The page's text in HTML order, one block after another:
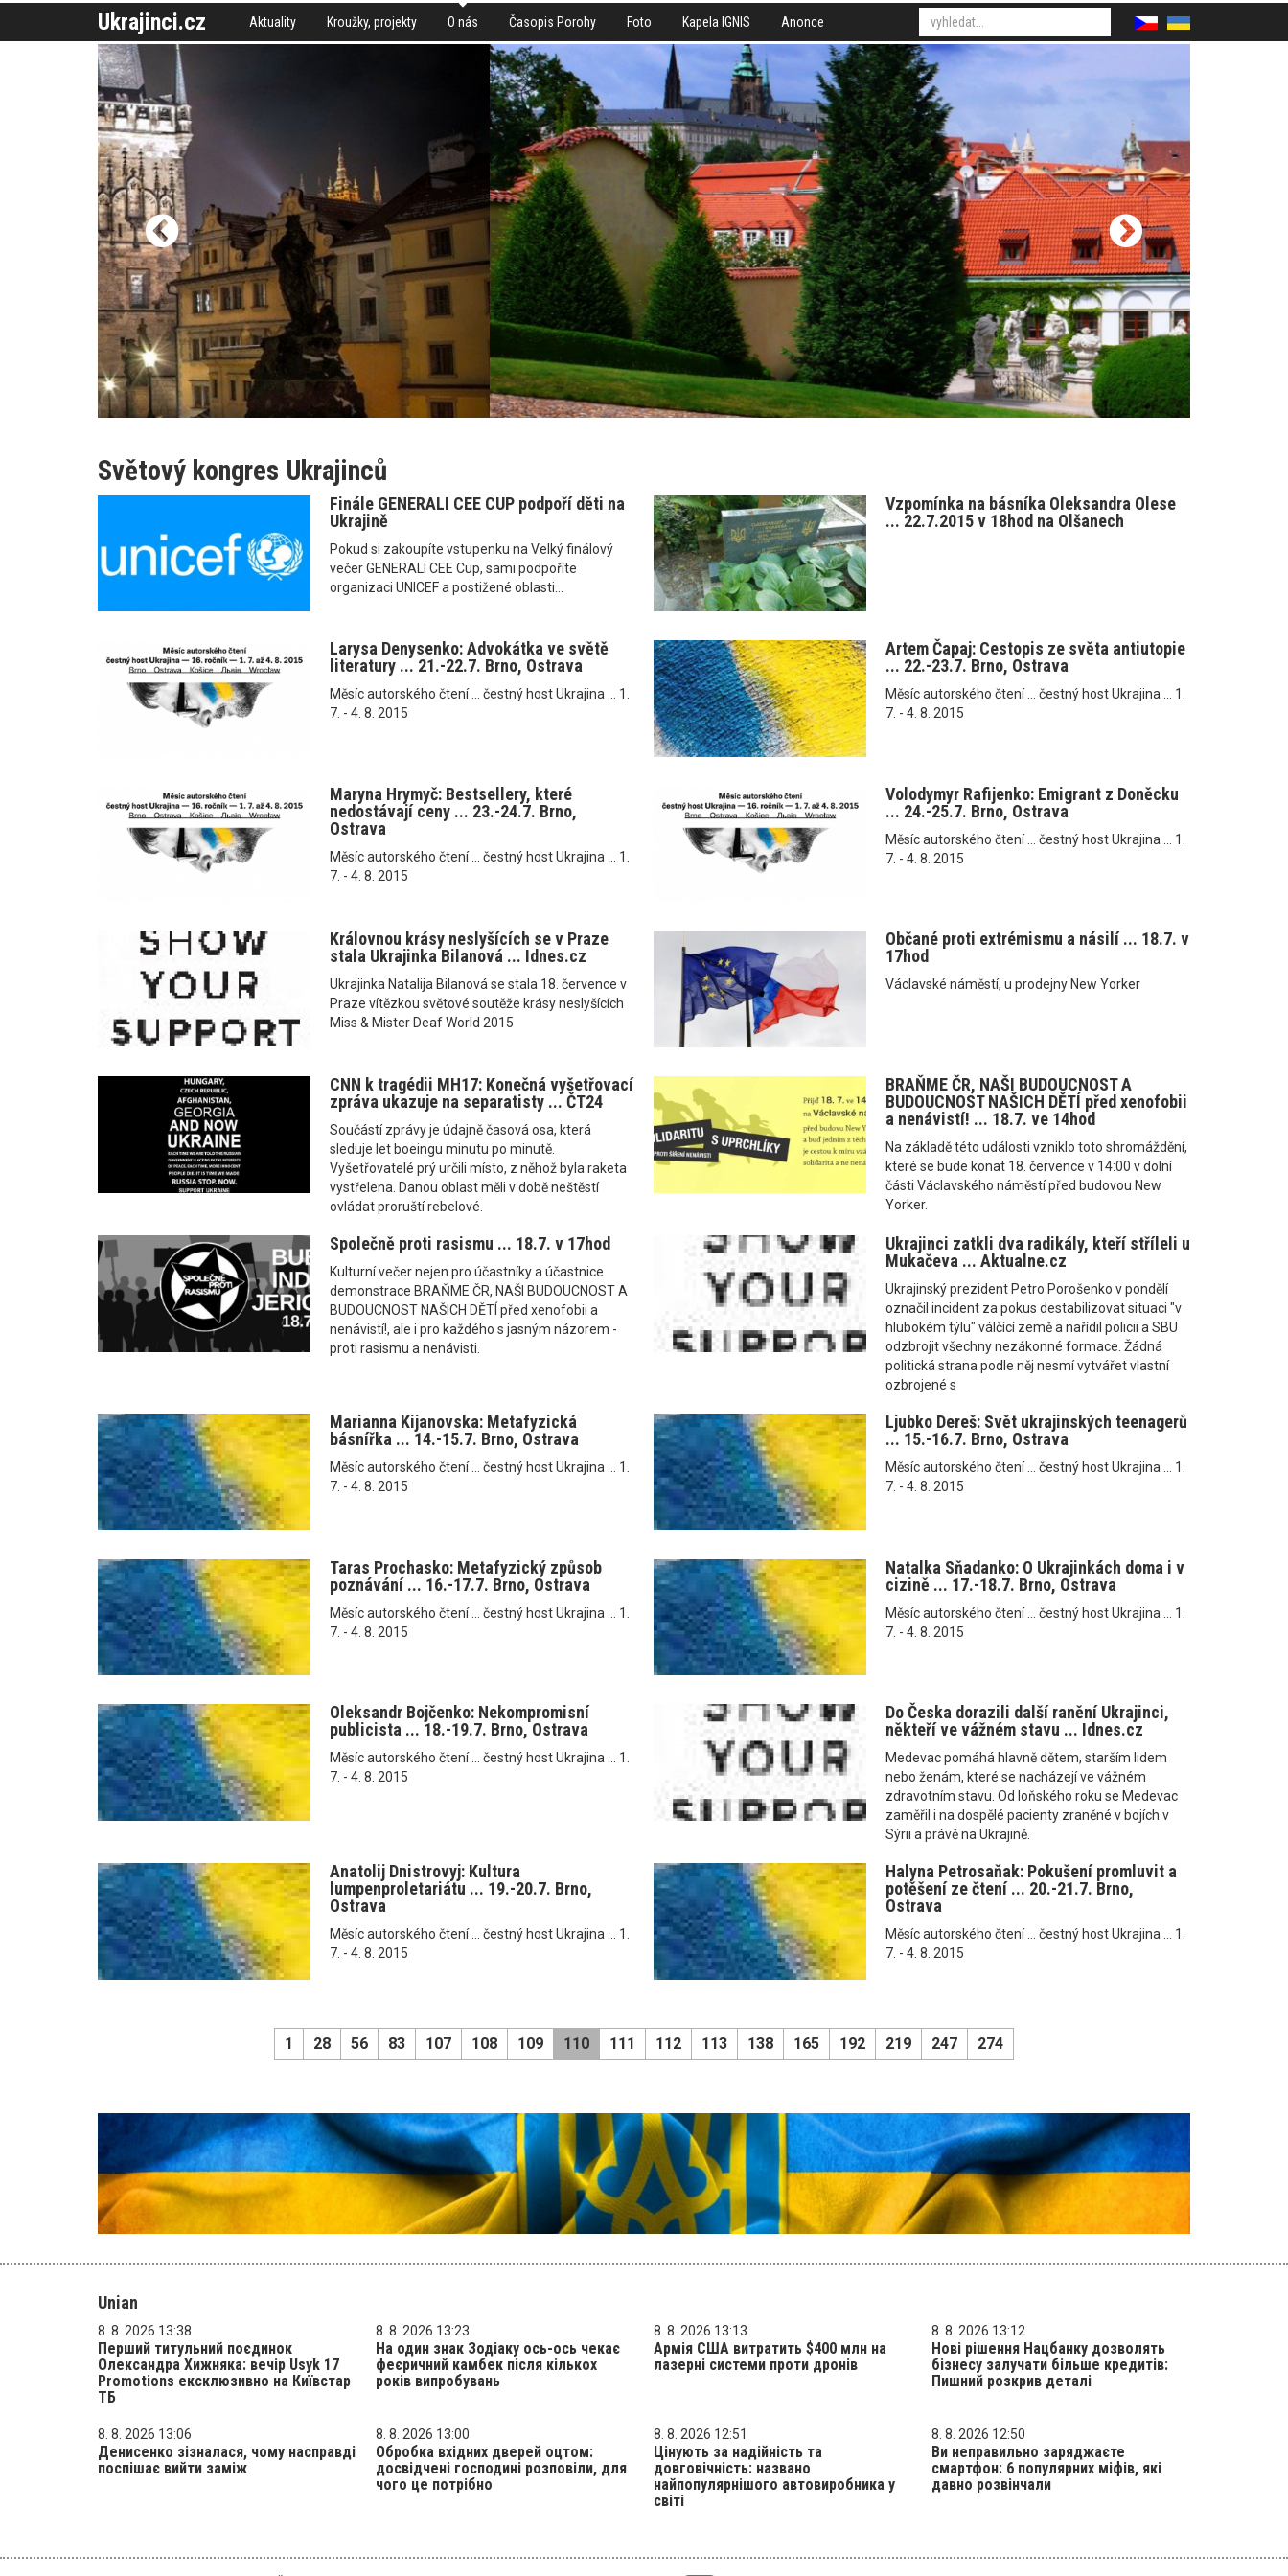
Ukrajinci.cz Aktuality Kroužky, projekty O nás Časopis Porohy Foto Kapela IGNIS Anonce
Světový kongres Ukrajinců
Finále GENERALI CEE CUP podpoří děti na
Ukrajině
Pokud si zakoupíte vstupenku na Velký finálový
večer GENERALI CEE Cup, sami podpoříte
organizaci UNICEF a postižené oblasti...
Vzpomínka na básníka Oleksandra Olese
... 22.7.2015 v 18hod na Olšanech
Larysa Denysenko: Advokátka ve světě
literatury ... 21.-22.7. Brno, Ostrava
Měsíc autorského čtení ... čestný host Ukrajina ... 1.
7. - 4. 8. 2015
Artem Čapaj: Cestopis ze světa antiutopie
... 22.-23.7. Brno, Ostrava
Měsíc autorského čtení ... čestný host Ukrajina ... 1.
7. - 4. 8. 2015
Maryna Hrymyč: Bestsellery, které
nedostávají ceny ... 23.-24.7. Brno,
Ostrava
Měsíc autorského čtení ... čestný host Ukrajina ... 1.
7. - 4. 8. 2015
Volodymyr Rafijenko: Emigrant z Doněcku
... 24.-25.7. Brno, Ostrava
Měsíc autorského čtení ... čestný host Ukrajina ... 1.
7. - 4. 8. 2015
Královnou krásy neslyšících se v Praze
stala Ukrajinka Bilanová ... Idnes.cz
Ukrajinka Natalija Bilanová se stala 18. července v
Praze vítězkou světové soutěže krásy neslyšících
Miss & Mister Deaf World 2015
Občané proti extrémismu a násilí ... 18.7. v
17hod
Václavské náměstí, u prodejny New Yorker
CNN k tragédii MH17: Konečná vyšetřovací
zpráva ukazuje na separatisty ... ČT24
Součástí zprávy je údajně časová osa, která
sleduje let boeingu minutu po minutě.
Vyšetřovatelé prý určili místo, z něhož byla raketa
vystřelena. Danou oblast měli v době neštěstí
ovládat proruští rebelové.
BRAŇME ČR, NAŠI BUDOUCNOST A
BUDOUCNOST NAŠICH DĚTÍ před xenofobii
a nenávistí! ... 18.7. ve 14hod
Na základě této události vzniklo toto shromáždění,
které se bude konat 18. července v 14:00 v dolní
části Václavského náměstí před budovou New
Yorker.
Společně proti rasismu ... 18.7. v 17hod
Kulturní večer nejen pro účastníky a účastnice
demonstrace BRAŇME ČR, NAŠI BUDOUCNOST A
BUDOUCNOST NAŠICH DĚTÍ před xenofobii a
nenávistí!, ale i pro každého s jasným názorem -
proti rasismu a nenávisti.
Ukrajinci zatkli dva radikály, kteří stříleli u
Mukačeva ... Aktualne.cz
Ukrajinský prezident Petro Porošenko v pondělí
označil incident za pokus destabilizovat situaci "v
hlubokém týlu" válčící země a nařídil policii a SBU
odzbrojit všechny nezákonné formace. Žádná
politická strana podle něj nesmí vytvářet vlastní
ozbrojené s
Marianna Kijanovska: Metafyzická
básnířka ... 14.-15.7. Brno, Ostrava
Měsíc autorského čtení ... čestný host Ukrajina ... 1.
7. - 4. 8. 2015
Ljubko Dereš: Svět ukrajinských teenagerů
... 15.-16.7. Brno, Ostrava
Měsíc autorského čtení ... čestný host Ukrajina ... 1.
7. - 4. 8. 2015
Taras Prochasko: Metafyzický způsob
poznávání ... 16.-17.7. Brno, Ostrava
Měsíc autorského čtení ... čestný host Ukrajina ... 1.
7. - 4. 8. 2015
Natalka Sňadanko: O Ukrajinkách doma i v
cizině ... 17.-18.7. Brno, Ostrava
Měsíc autorského čtení ... čestný host Ukrajina ... 1.
7. - 4. 8. 2015
Oleksandr Bojčenko: Nekompromisní
publicista ... 18.-19.7. Brno, Ostrava
Měsíc autorského čtení ... čestný host Ukrajina ... 1.
7. - 4. 8. 2015
Do Česka dorazili další ranění Ukrajinci,
někteří ve vážném stavu ... Idnes.cz
Medevac pomáhá hlavně dětem, starším lidem
nebo ženám, které se nacházejí ve vážném
zdravotním stavu. Od loňského roku se Medevac
zaměřil i na dospělé pacienty zraněné v bojích v
Sýrii a právě na Ukrajině.
Anatolij Dnistrovyj: Kultura
lumpenproletariátu ... 19.-20.7. Brno,
Ostrava
Měsíc autorského čtení ... čestný host Ukrajina ... 1.
7. - 4. 8. 2015
Halyna Petrosaňak: Pokušení promluvit a
potěšení ze čtení ... 20.-21.7. Brno,
Ostrava
Měsíc autorského čtení ... čestný host Ukrajina ... 1.
7. - 4. 8. 2015
1 28 56 83 107 108 109 110 111 112 113 138 165 192 219 247 274
Unian
8. 8. 2026 13:38
Перший титульний поєдинок
Олександра Хижняка: вечір Usyk 17
Promotions ексклюзивно на Київстар
ТБ
8. 8. 2026 13:23
На один знак Зодіаку ось-ось чекає
феєричний камбек після кількох
років випробувань
8. 8. 2026 13:13
Армія США витратить $400 млн на
лазерні системи проти дронів
8. 8. 2026 13:12
Нові рішення Нацбанку дозволять
бізнесу залучати більше кредитів:
Пишний розкрив деталі
8. 8. 2026 13:06
Денисенко зізналася, чому насправді
поспішає вийти заміж
8. 8. 2026 13:00
Обробка вхідних дверей оцтом:
досвідчені господині розповіли, для
чого це потрібно
8. 8. 2026 12:51
Цінують за надійність та
довговічність: названо
найпопулярнішого автовиробника у
світі
8. 8. 2026 12:50
Ви неправильно заряджаєте
смартфон: 6 популярних міфів, які
давно розвінчали